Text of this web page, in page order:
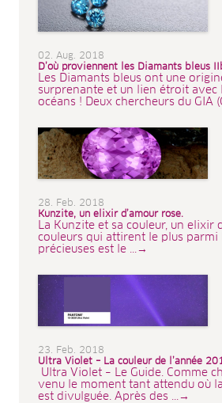
02. Aug. 2018
D’où proviennent les Diamants bleus
Les Diamants bleus ont une
surprenante et un lien étroit avec
océans ! Deux chercheurs du GIA
28. Feb. 2018
Kunzite, un elixir d’amour rose.
La Kunzite et sa couleur, un elixir
couleurs qui attirent le plus parmi
précieuses est le ...→
23. Feb. 2018
Ultra Violet – La couleur de l’année
Ultra Violet – Le Guide. Comme
venu le moment tant attendu où
est divulguée. Après des ...→